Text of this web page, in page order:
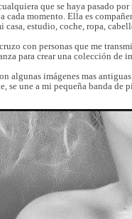
que se haya pasado por
cada momento. Ella es
casa, estudio, coche, ropa,
con personas que me
para crear una colección de
algunas imágenes mas
se une a mi pequeña banda de